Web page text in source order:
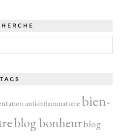
TAGS
anti-inflammatoirebien-
blog bonheurblog